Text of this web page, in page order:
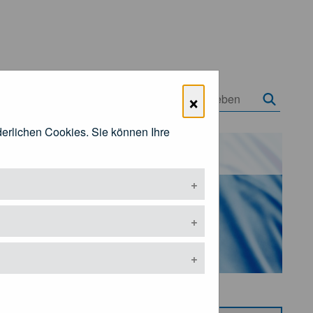
×
Cookies. Sie können Ihre